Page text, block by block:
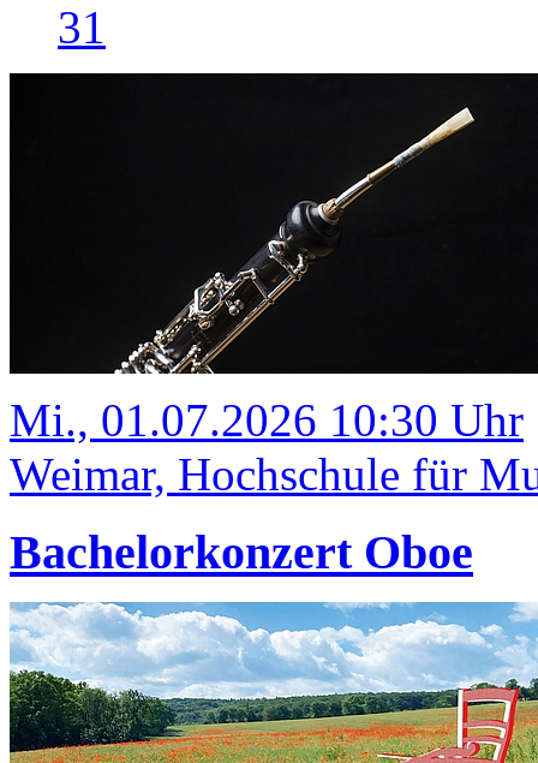
31
Mi., 01.07.2026 10:30 Uhr
Weimar, Hochschule für
Bachelorkonzert Oboe